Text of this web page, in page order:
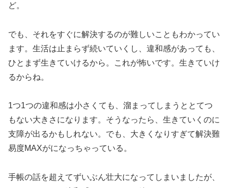
ど。
でも、それをすぐに解決するのが難しいこともわかってい
ます。生活は止まらず続いていくし、違和感があっても、
ひとまず生きていけるから。これが怖いです。生きていけ
るからね。
1つ1つの違和感は小さくても、溜まってしまうととてつ
もない大きさになります。そうなったら、生きていくのに
支障が出るかもしれない。でも、大きくなりすぎて解決難
易度MAXがになっちゃっている。
手帳の話を超えてずいぶん壮大になってしまいましたが、